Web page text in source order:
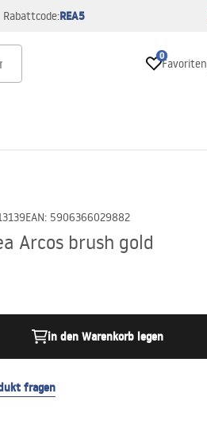
Rabattcode:REA5
0
Favoriten
EAN: 5906366029882
Arcos brush gold
in den Warenkorb legen
fragen